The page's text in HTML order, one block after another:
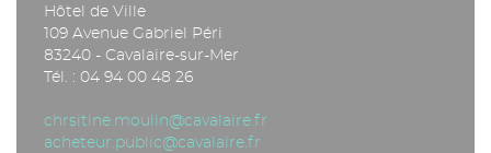
Hôtel de Ville
109 Avenue Gabriel Péri
83240 - Cavalaire-sur-Mer
Tél. : 04 94 00 48 26
chrsitine.moulin@cavalaire.fr
acheteur.public@cavalaire.fr